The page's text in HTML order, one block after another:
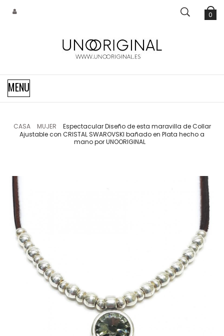
0
Navegación
de
palanca
MENU
CASA MUJER
Espectacular Diseño de esta maravilla de Collar
Ajustable con CRISTAL SWAROVSKI bañado en Plata hecho a
mano por UNOORIGINAL